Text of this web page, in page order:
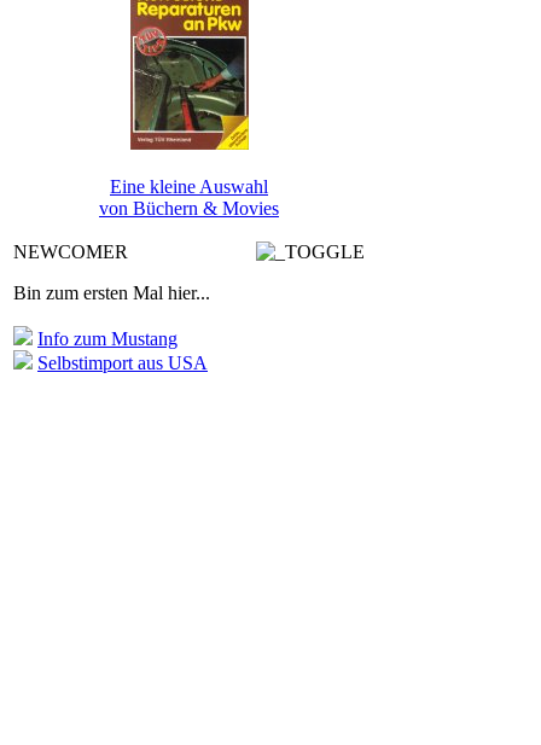
Eine kleine Auswahl
von Büchern & Movies
NEWCOMER
Bin zum ersten Mal hier...
Info zum Mustang
Selbstimport aus USA